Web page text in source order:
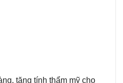
tăng tính thẩm mỹ cho